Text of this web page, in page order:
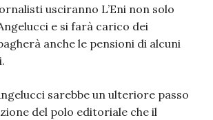
usciranno L’Eni non solo
e si farà carico dei
anche le pensioni di alcuni
sarebbe un ulteriore passo
del polo editoriale che il